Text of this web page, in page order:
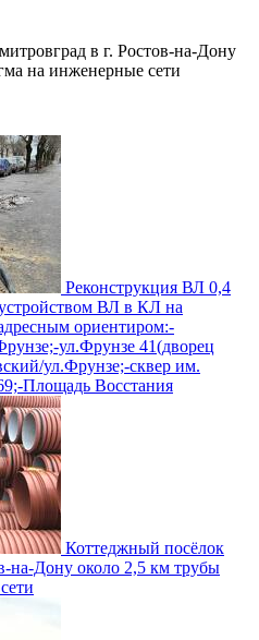
в г. Ростов-на-Дону
на инженерные сети
Реконструкция ВЛ 0,4
ВЛ в КЛ на
ориентиром:-
ул.Фрунзе 41(дворец
ул.Фрунзе;-сквер им.
Площадь Восстания
Коттеджный посёлок
на-Дону около 2,5 км трубы